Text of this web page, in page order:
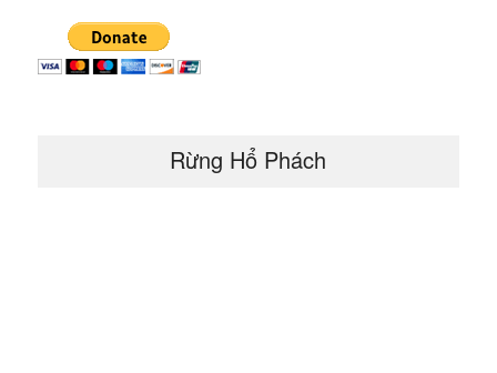
Rừng Hổ Phách